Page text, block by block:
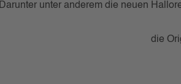
Darunter unter anderem die neuen
die